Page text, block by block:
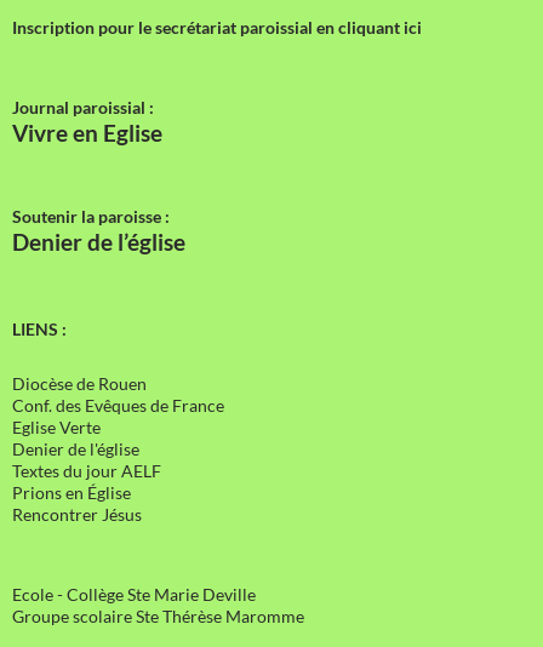
Inscription pour le secrétariat paroissial en cliquant ici
Journal paroissial :
Vivre en Eglise
Soutenir la paroisse :
Denier de l’église
LIENS :
Diocèse de Rouen
Conf. des Evêques de France
Eglise Verte
Denier de l'église
Textes du jour AELF
Prions en Église
Rencontrer Jésus
Ecole - Collège Ste Marie Deville
Groupe scolaire Ste Thérèse Maromme